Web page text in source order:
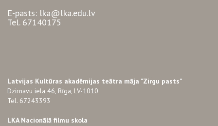
E-pasts: lka@lka.edu.lv
Tel. 67140175
Latvijas Kultūras akadēmijas teātra māja "Zirgu pasts"
Dzirnavu iela 46, Rīga, LV-1010
Tel. 67243393
LKA Nacionālā filmu skola